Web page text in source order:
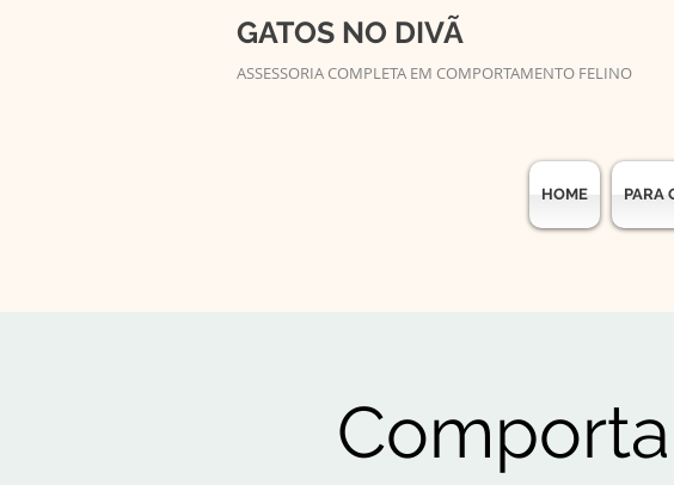
GATOS NO DIVÃ
ASSESSORIA COMPLETA EM COMPORTAMENTO FELINO
HOME PARA